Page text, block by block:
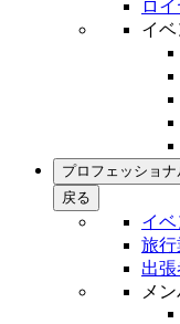
ロ
イ
プロフェッショナ
戻る
イ
旅
出
メ